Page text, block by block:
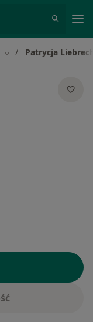
Zmień miasto
Patrycja